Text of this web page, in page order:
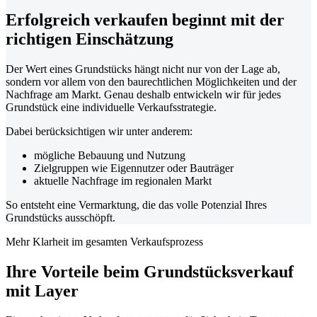
Erfolgreich verkaufen beginnt mit der
richtigen Einschätzung
Der Wert eines Grundstücks hängt nicht nur von der Lage ab,
sondern vor allem von den baurechtlichen Möglichkeiten und der
Nachfrage am Markt. Genau deshalb entwickeln wir für jedes
Grundstück eine individuelle Verkaufsstrategie.
Dabei berücksichtigen wir unter anderem:
mögliche Bebauung und Nutzung
Zielgruppen wie Eigennutzer oder Bauträger
aktuelle Nachfrage im regionalen Markt
So entsteht eine Vermarktung, die das volle Potenzial Ihres
Grundstücks ausschöpft.
Mehr Klarheit im gesamten Verkaufsprozess
Ihre Vorteile beim Grundstücksverkauf
mit Layer